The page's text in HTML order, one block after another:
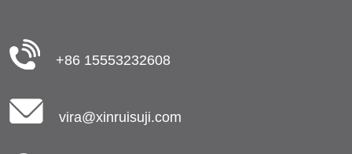
+86 15553232608
vira@xinruisuji.com